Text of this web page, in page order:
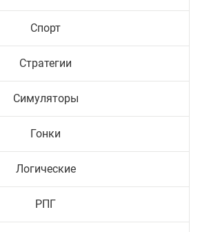
Спорт
Стратегии
Симуляторы
Гонки
Логические
РПГ